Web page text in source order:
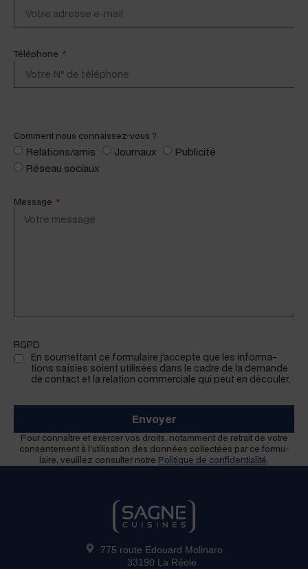
Téléphone
Com­ment nous connaissez-vous ?
Relations/amis Jour­naux
Pub­lic­ité
Réseau soci­aux
Message
RGPD
En soumet­tant ce for­mu­laire j’accepte que les infor­ma­
tions saisies soient util­isées dans le cadre de la demande
de con­tact et la rela­tion com­mer­ciale qui peut en découler.
Envoyer
Pour con­naître et exercer vos droits, notam­ment de retrait de votre
con­sen­te­ment à l’utilisation des don­nées col­lec­tées par ce for­mu­
laire, veuillez con­sul­ter notre Poli­tique de con­fi­den­tial­ité.
775 route Edouard Molinaro
33190 La Réole